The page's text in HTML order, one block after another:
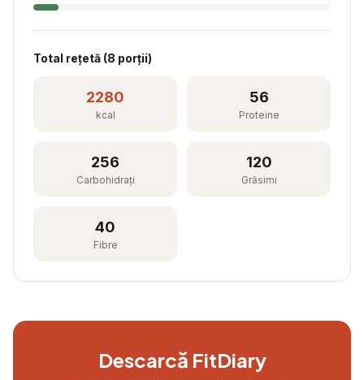
Total rețetă (8 porții)
2280
kcal
56
Proteine
256
Carbohidrați
120
Grăsimi
40
Fibre
Descarcă FitDiary